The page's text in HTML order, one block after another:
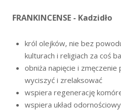
FRANKINCENSE - Kadzidło
król olejków, nie bez
kulturach i religiach za coś
obniża napięcie i
wyciszyć i zrelaksować
wspiera regenerację
wspiera układ odornościowy